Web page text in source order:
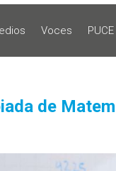
Voces
de